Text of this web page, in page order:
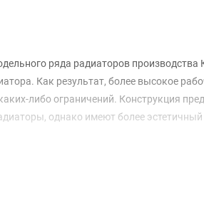
ряда радиаторов
Как результат, более высокое
либо ограничений. Конструкция
однако имеют более